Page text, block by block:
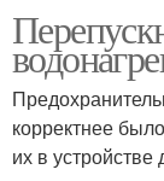
корректнее
их в устройстве